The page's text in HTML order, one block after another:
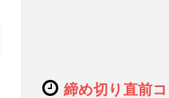
締め切り直前